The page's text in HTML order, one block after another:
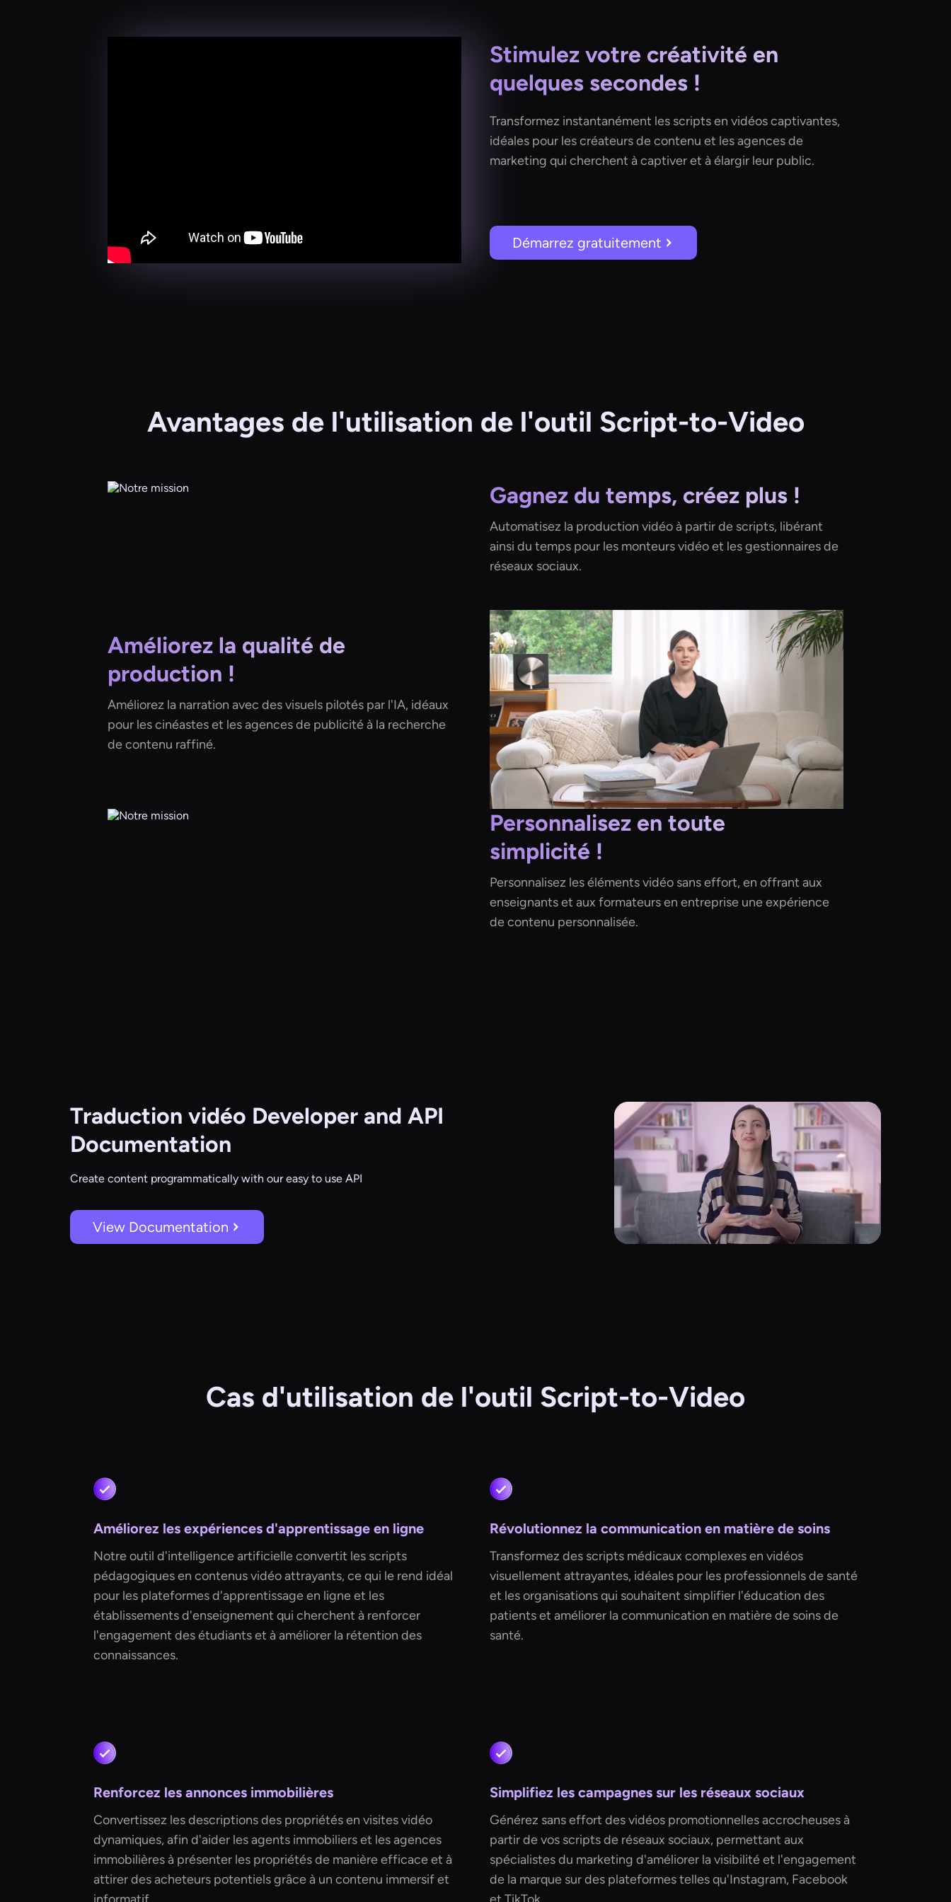
Stimulez votre créativité en
quelques secondes !
Transformez instantanément les scripts en vidéos captivantes,
idéales pour les créateurs de contenu et les agences de
marketing qui cherchent à captiver et à élargir leur public.
Démarrez gratuitement
Avantages de l'utilisation de l'outil Script-to-Video
Gagnez du temps, créez plus !
Automatisez la production vidéo à partir de scripts, libérant
ainsi du temps pour les monteurs vidéo et les gestionnaires de
réseaux sociaux.
Améliorez la qualité de
production !
Améliorez la narration avec des visuels pilotés par l'IA, idéaux
pour les cinéastes et les agences de publicité à la recherche
de contenu raffiné.
Personnalisez en toute
simplicité !
Personnalisez les éléments vidéo sans effort, en offrant aux
enseignants et aux formateurs en entreprise une expérience
de contenu personnalisée.
Traduction vidéo Developer and API
Documentation
Create content programmatically with our easy to use API
View Documentation
Cas d'utilisation de l'outil Script-to-Video
Améliorez les expériences d'apprentissage en ligne
Notre outil d'intelligence artificielle convertit les scripts
pédagogiques en contenus vidéo attrayants, ce qui le rend idéal
pour les plateformes d'apprentissage en ligne et les
établissements d'enseignement qui cherchent à renforcer
l'engagement des étudiants et à améliorer la rétention des
connaissances.
Révolutionnez la communication en matière de soins
Transformez des scripts médicaux complexes en vidéos
visuellement attrayantes, idéales pour les professionnels de santé
et les organisations qui souhaitent simplifier l'éducation des
patients et améliorer la communication en matière de soins de
santé.
Renforcez les annonces immobilières
Convertissez les descriptions des propriétés en visites vidéo
dynamiques, afin d'aider les agents immobiliers et les agences
immobilières à présenter les propriétés de manière efficace et à
attirer des acheteurs potentiels grâce à un contenu immersif et
Simplifiez les campagnes sur les réseaux sociaux
Générez sans effort des vidéos promotionnelles accrocheuses à
partir de vos scripts de réseaux sociaux, permettant aux
spécialistes du marketing d'améliorer la visibilité et l'engagement
de la marque sur des plateformes telles qu'Instagram, Facebook